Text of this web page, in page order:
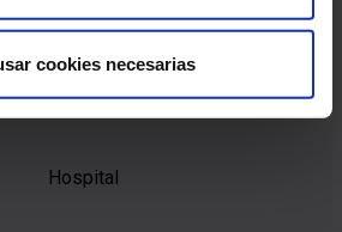
cookies necesarias
a realizzare il loro sogno con
trattamenti completi.